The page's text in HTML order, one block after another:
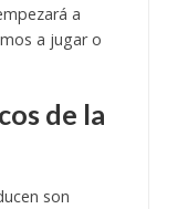
a
a jugar o
de la
son